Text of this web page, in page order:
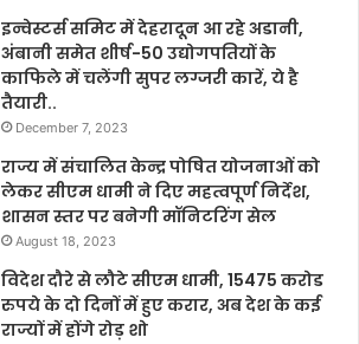
इन्वेस्टर्स समिट में देहरादून आ रहे अडानी,
अंबानी समेत शीर्ष-50 उद्योगपतियों के
काफिले में चलेंगी सुपर लग्जरी कारें, ये है
तैयारी..
December 7, 2023
राज्य में संचालित केन्द्र पोषित योजनाओं को
लेकर सीएम धामी ने दिए महत्वपूर्ण निर्देश,
शासन स्तर पर बनेगी मॉनिटरिंग सेल
August 18, 2023
विदेश दौरे से लौटे सीएम धामी, 15475 करोड
रुपये के दो दिनों में हुए करार, अब देश के कई
राज्यों में होंगे रोड़ शो